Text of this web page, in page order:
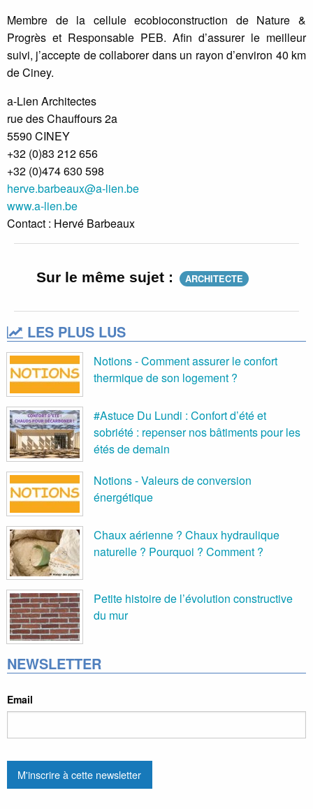
Membre de la cellule ecobioconstruction de Nature &
Progrès et Responsable PEB. Afin d’assurer le meilleur
suivi, j’accepte de collaborer dans un rayon d’environ 40 km
de Ciney.
a-Lien Architectes
rue des Chauffours 2a
5590 CINEY
+32 (0)83 212 656
+32 (0)474 630 598
herve.barbeaux@a-lien.be
www.a-lien.be
Contact : Hervé Barbeaux
Sur le même sujet : ARCHITECTE
LES PLUS LUS
Notions - Comment assurer le confort
thermique de son logement ?
#Astuce Du Lundi : Confort d’été et
sobriété : repenser nos bâtiments pour les
étés de demain
Notions - Valeurs de conversion
énergétique
Chaux aérienne ? Chaux hydraulique
naturelle ? Pourquoi ? Comment ?
Petite histoire de l’évolution constructive
du mur
NEWSLETTER
Email